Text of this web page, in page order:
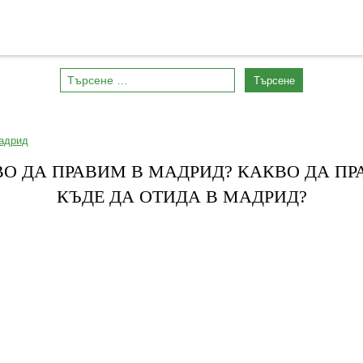
ДА ПРАВИМ В МАДРИД? КАКВО ДА
КЪДЕ ДА ОТИДА В МАДРИД?